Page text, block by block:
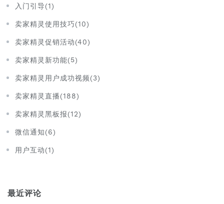
入门引导(1)
卖家精灵使用技巧(10)
卖家精灵促销活动(40)
卖家精灵新功能(5)
卖家精灵用户成功视频(3)
卖家精灵直播(188)
卖家精灵黑板报(12)
微信通知(6)
用户互动(1)
最近评论